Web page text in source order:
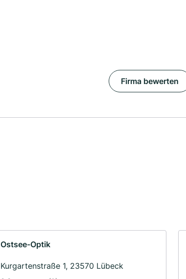
Firma bewerten
Ostsee-Optik
Kurgartenstraße 1, 23570 Lübeck